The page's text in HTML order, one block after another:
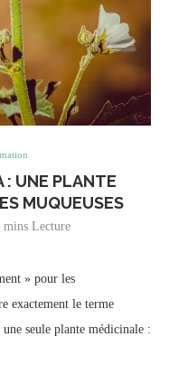
: UNE PLANTE
MUQUEUSES
mins Lecture
» pour les
exactement le terme
seule plante médicinale :